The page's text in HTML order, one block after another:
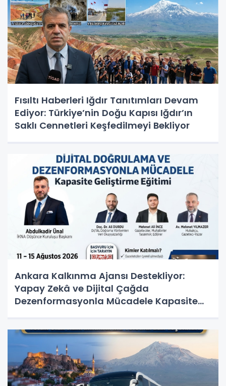
Fısıltı Haberleri Iğdır Tanıtımları Devam
Ediyor: Türkiye’nin Doğu Kapısı Iğdır’ın
Saklı Cennetleri Keşfedilmeyi Bekliyor
Ankara Kalkınma Ajansı Destekliyor:
Yapay Zekâ ve Dijital Çağda
Dezenformasyonla Mücadele Kapasite